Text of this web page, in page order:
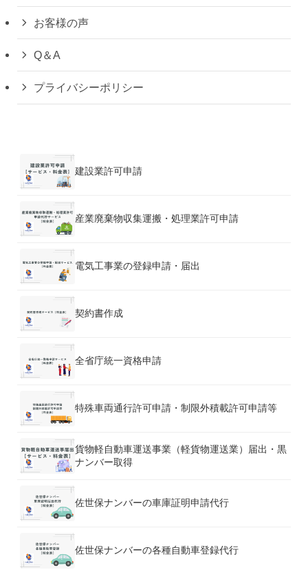
お客様の声
Q＆A
プライバシーポリシー
建設業許可申請
産業廃棄物収集運搬・処理業許可申請
電気工事業の登録申請・届出
契約書作成
全省庁統一資格申請
特殊車両通行許可申請・制限外積載許可申請等
貨物軽自動車運送事業（軽貨物運送業）届出・黒
ナンバー取得
佐世保ナンバーの車庫証明申請代行
佐世保ナンバーの各種自動車登録代行